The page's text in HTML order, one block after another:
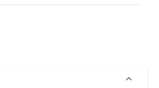
keyboard_arrow_down